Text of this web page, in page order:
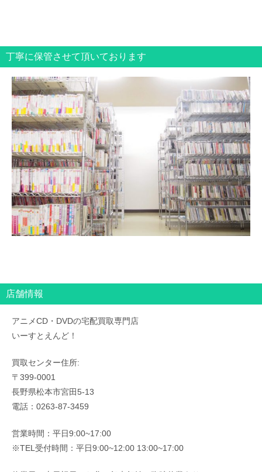
丁寧に保管させて頂いております
店舗情報
アニメCD・DVDの宅配買取専門店
いーすとえんど！
買取センター住所:
〒399-0001
長野県松本市宮田5-13
電話：0263-87-3459
営業時間：平日9:00~17:00
※TEL受付時間：平日9:00~12:00 13:00~17:00